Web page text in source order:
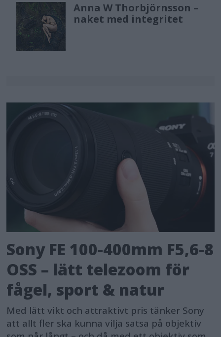
Anna W Thorbjörnsson –
naket med integritet
Sony FE 100-400mm F5,6-8
OSS – lätt telezoom för
fågel, sport & natur
Med lätt vikt och attraktivt pris tänker Sony
att allt fler ska kunna vilja satsa på objektiv